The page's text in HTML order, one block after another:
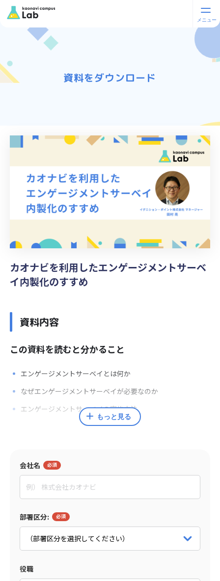
資料をダウンロード
カオナビを利用したエンゲージメントサーベ
イ内製化のすすめ
資料内容
この資料を読むと分かること
エンゲージメントサーベイとは何か
なぜエンゲージメントサーベイが必要なのか
エンゲージメントサーベイの実施方法
田村 亮
イグニション・ポイント株式会社
もっと見る
会社名
部署区分:
役職